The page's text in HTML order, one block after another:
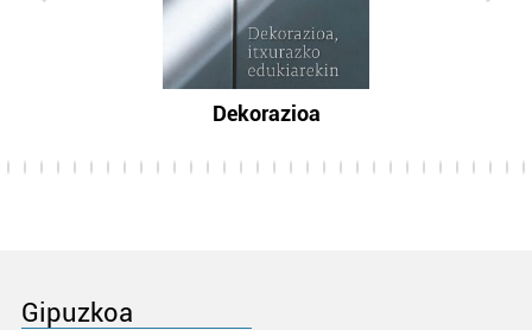
Dekorazioa
Gipuzkoa